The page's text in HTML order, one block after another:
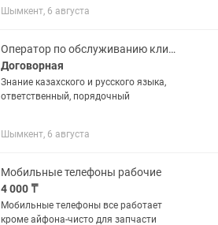
Шымкент, 6 августа
Оператор по обслуживанию клиентов по телефону
Договорная
Знание казахского и русского языка,
ответственный, порядочный
Шымкент, 6 августа
Мобильные телефоны рабочие
4 000 ₸
Мобильные телефоны все работает
кроме айфона-чисто для запчасти